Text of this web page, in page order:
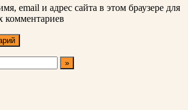
email и адрес сайта в этом браузере для